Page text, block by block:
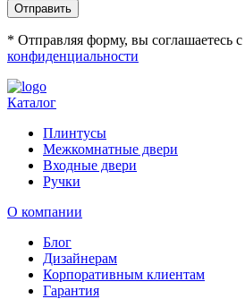
Отправить
* Отправляя форму, вы соглашаетесь с
конфиденциальности
Каталог
Плинтусы
Межкомнатные двери
Входные двери
Ручки
О компании
Блог
Дизайнерам
Корпоративным клиентам
Гарантия